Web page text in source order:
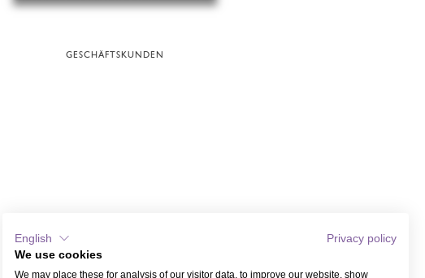
GESCHÄFTSKUNDEN
English
Privacy policy
We use cookies
We may place these for analysis of our visitor data, to improve our website, show